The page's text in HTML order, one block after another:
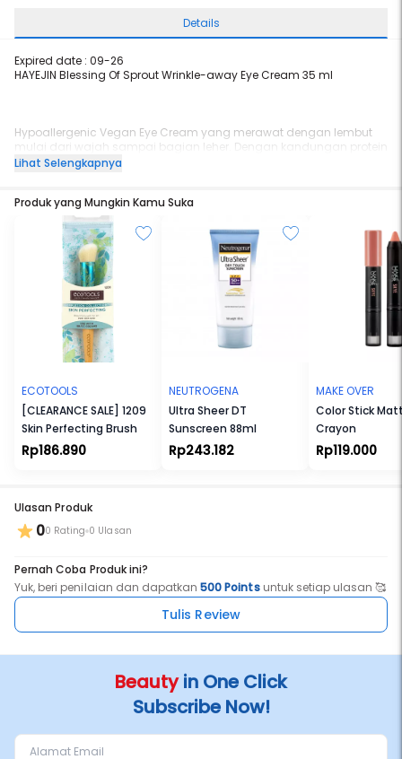
Details
Expired date : 09-26
HAYEJIN Blessing Of Sprout Wrinkle-away Eye Cream 35 ml
Hypoallergenic Vegan Eye Cream yang merawat dengan lembut
mulai dari wajah sampai bagian leher. Dengan kandungan protein
nabati yang aman dan mampu mengembalikan elastisitas pada
Memberikan elastisitas dan nutrisi tinggi yang menyerap lembut
pada kulit dengan tekstur halus yang melekat kuat pada area
Kulitmu sedang mengalami tanda-tanda ini?
- Terdapat garis bekas masker saat dilepas dan sulit hilang
- Terdapat garis bekas bantal saat bangun tidur
- Mulai mencari tahu tentang derma-lifting
Lihat Selengkapnya
Produk yang Mungkin Kamu Suka
ECOTOOLS
[CLEARANCE SALE] 1209
Skin Perfecting Brush
Rp186.890
NEUTROGENA
Ultra Sheer DT
Sunscreen 88ml
Rp243.182
MAKE OVER
Color Stick
Crayon
Rp119.000
Ulasan Produk
00 Rating 0 Ulasan
Pernah Coba Produk ini?
Yuk, beri penilaian dan dapatkan500 Pointsuntuk setiap ulasan 🥰
Tulis Review
Beautyin One Click
Subscribe Now!